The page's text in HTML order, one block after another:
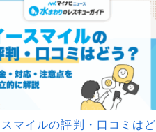
マイルの評判・口コミはど